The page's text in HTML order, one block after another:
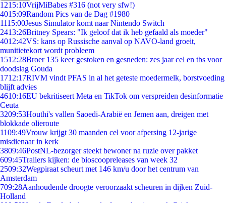
1215:10VrijMiBabes #316 (not very sfw!)
4015:09Random Pics van de Dag #1980
1115:00Jesus Simulator komt naar Nintendo Switch
2413:26Britney Spears: "Ik geloof dat ik heb gefaald als moeder"
4012:42VS: kans op Russische aanval op NAVO-land groeit,
munitietekort wordt probleem
1512:28Broer 135 keer gestoken en gesneden: zes jaar cel en tbs voor
doodslag Gouda
1712:17RIVM vindt PFAS in al het geteste moedermelk, borstvoeding
blijft advies
4610:16EU bekritiseert Meta en TikTok om verspreiden desinformatie
Ceuta
3209:53Houthi's vallen Saoedi-Arabië en Jemen aan, dreigen met
blokkade olieroute
1109:49Vrouw krijgt 30 maanden cel voor afpersing 12-jarige
misdienaar in kerk
3809:46PostNL-bezorger steekt bewoner na ruzie over pakket
609:45Trailers kijken: de bioscoopreleases van week 32
2509:32Wegpiraat scheurt met 146 km/u door het centrum van
Amsterdam
709:28Aanhoudende droogte veroorzaakt scheuren in dijken Zuid-
Holland